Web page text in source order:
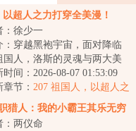
以超人之力打穿全美漫！
：徐少一
：穿越黑袍宇宙，面对降临
国人，洛斯的灵魂与两大美
灵产生维系钢铁侠与不义超
前者，在复...
时间：2026-08-07 01:53:09
节： 207 祖国人，以超人之
穿神域！
猎人：我的小霸王其乐无穷
：两仪命